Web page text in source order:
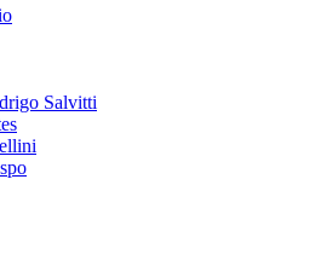
Salvitti